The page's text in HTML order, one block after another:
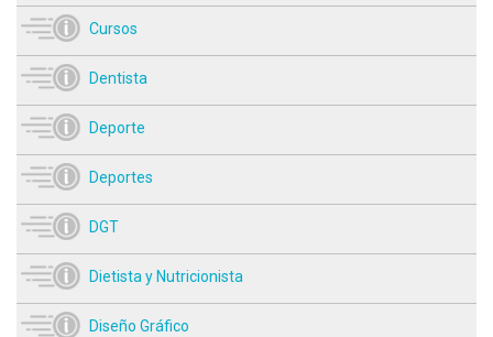
Cursos
Dentista
Deporte
Deportes
DGT
Dietista y Nutricionista
Diseño Gráfico